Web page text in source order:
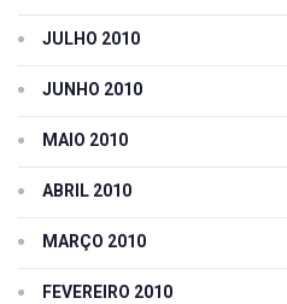
JULHO 2010
JUNHO 2010
MAIO 2010
ABRIL 2010
MARÇO 2010
FEVEREIRO 2010